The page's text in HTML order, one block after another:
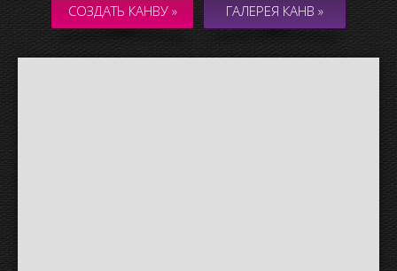
СОЗДАТЬ КАНВУ » ГАЛЕРЕЯ КАНВ »